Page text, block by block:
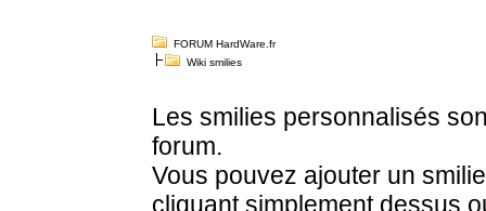
FORUM HardWare.fr
Wiki smilies
Les smilies personnalisés
forum.
Vous pouvez ajouter un
cliquant simplement dessus